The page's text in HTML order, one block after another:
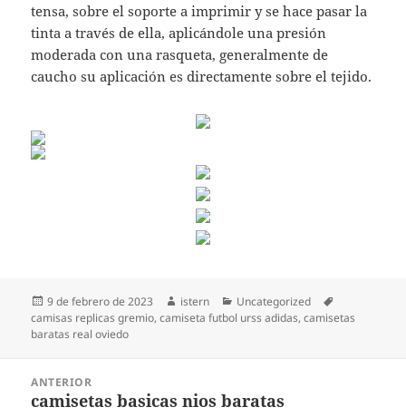
tensa, sobre el soporte a imprimir y se hace pasar la
tinta a través de ella, aplicándole una presión
moderada con una rasqueta, generalmente de
caucho su aplicación es directamente sobre el tejido.
Publicado
el
9 de febrero de 2023 Autor
istern Categorías
Uncategorized
camisas replicas gremio,camiseta futbol urss adidas,camisetas
baratas real oviedo
entradas
ANTERIOR
Entrada
camisetas basicas nios baratas